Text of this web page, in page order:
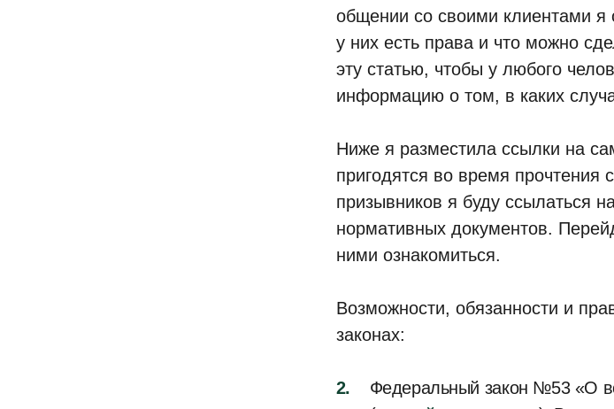
общении со своими клиентами я
у них есть права и что можно
эту статью, чтобы у любого
информацию о том, в каких
Ниже я разместила ссылки на
пригодятся во время прочтения
призывников я буду ссылаться
нормативных документов.
ними ознакомиться.
Возможности, обязанности и
законах:
Федеральный закон №53 «О